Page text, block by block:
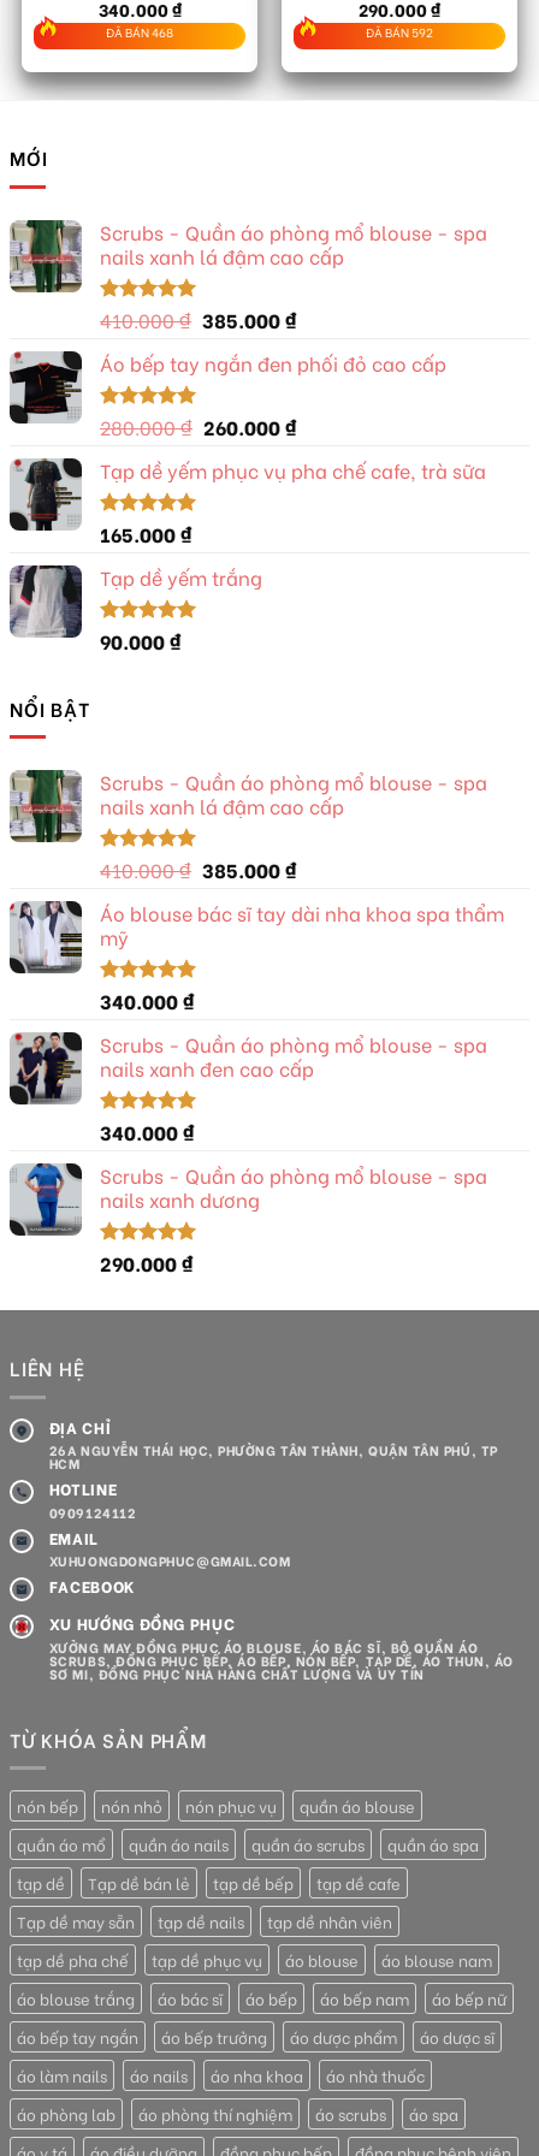
Được xếp
hạng5.00
5 sao
340.000₫
ĐÃ BÁN 468
Được xếp
hạng5.00
5 sao
290.000₫
ĐÃ BÁN 592
MỚI
Scrubs - Quần áo phòng mổ blouse - spa
nails xanh lá đậm cao cấp
Được xếp
5 sao
410.000₫ Giá
là:
385.000₫Giá
tại
385.000 ₫.
Áo bếp tay ngắn đen phối đỏ cao cấp
Được xếp
5 sao
280.000₫ Giá
là:
260.000₫Giá
tại
Tạp dề yếm phục vụ pha chế cafe, trà sữa
Được xếp
hạng 5.00
5 sao
165.000₫
Tạp dề yếm trắng
Được xếp
hạng5.00
90.000₫
NỔI BẬT
Scrubs - Quần áo phòng mổ blouse - spa
nails xanh lá đậm cao cấp
Được xếp
5 sao
410.000₫ Giá
là:
385.000₫Giá
tại
Áo blouse bác sĩ tay dài nha khoa spa thẩm
mỹ
Được xếp
hạng 5.00
5 sao
340.000₫
Scrubs - Quần áo phòng mổ blouse - spa
nails xanh đen cao cấp
Được xếp
hạng 5.00
5 sao
340.000₫
Scrubs - Quần áo phòng mổ blouse - spa
nails xanh dương
Được xếp
hạng5.00
290.000₫
LIÊN HỆ
ĐỊA CHỈ
26A NGUYỄN THÁI HỌC, PHƯỜNG TÂN THÀNH, QUẬN TÂN PHÚ, TP
HCM
HOTLINE
0909124112
EMAIL
XUHUONGDONGPHUC@GMAIL.COM
FACEBOOK
XU HƯỚNG ĐỒNG PHỤC
XƯỞNG MAY ĐỒNG PHỤC ÁO BLOUSE, ÁO BÁC SĨ, BỘ QUẦN ÁO
SCRUBS, ĐỒNG PHỤC BẾP, ÁO BẾP, NÓN BẾP, TẠP DỀ, ÁO THUN, ÁO
SƠ MI, ĐỒNG PHỤC NHÀ HÀNG CHẤT LƯỢNG VÀ UY TÍN
TỪ KHÓA SẢN PHẨM
nón bếp nón nhỏ nón phục vụ
quần áo blouse
quần áo mổ
quần áo nails quần áo scrubs
quần áo spa
tạp dề
Tạp dề bán lẻ tạp dề bếp
tạp dề cafe
Tạp dề may sẵn
tạp dề nails
tạp dề nhân viên
tạp dề pha chế
tạp dề phục vụ áo blouse
áo blouse nam
áo blouse trắng
áo bác sĩ áo bếp áo bếp nam
áo bếp nữ
áo bếp tay ngắn
áo bếp trưởng áo dược phẩm
áo dược sĩ
áo làm nails
áo nails áo nha khoa
áo nhà thuốc
áo phòng lab
áo phòng thí nghiệm áo scrubs
áo spa